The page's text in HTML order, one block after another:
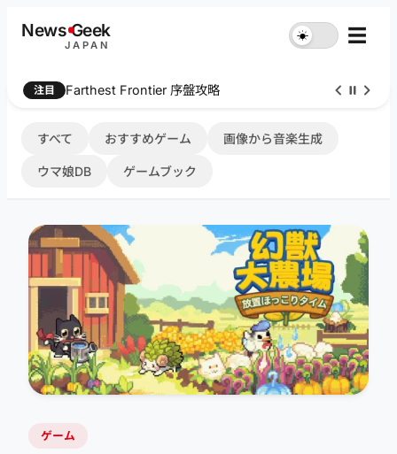
NewsGeek
JAPAN
☀︎ ☰
注目 Farthest Frontier 序盤攻略
すべて おすすめゲーム 画像から音楽生成
ウマ娘DB ゲームブック
ゲーム